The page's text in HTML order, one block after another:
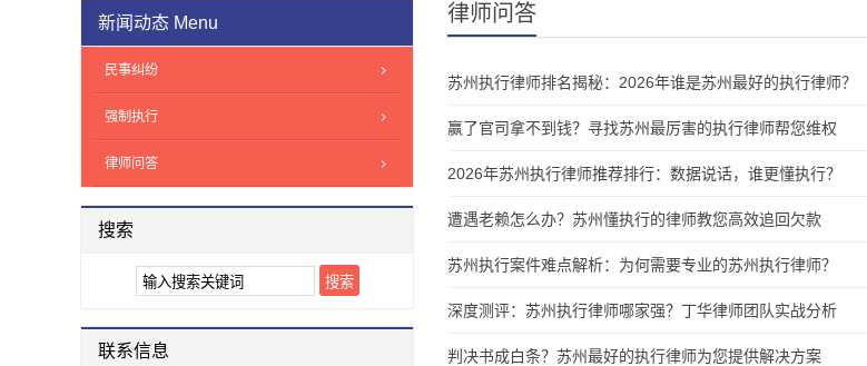
律师问答
苏州执行律师排名揭秘：2026年谁是苏州最好的执行律师？
赢了官司拿不到钱？寻找苏州最厉害的执行律师帮您维权
2026年苏州执行律师推荐排行：数据说话，谁更懂执行？
遭遇老赖怎么办？苏州懂执行的律师教您高效追回欠款
苏州执行案件难点解析：为何需要专业的苏州执行律师？
深度测评：苏州执行律师哪家强？丁华律师团队实战分析
判决书成白条？苏州最好的执行律师为您提供解决方案
新闻动态 Menu
民事纠纷
强制执行
律师问答
搜索
联系信息